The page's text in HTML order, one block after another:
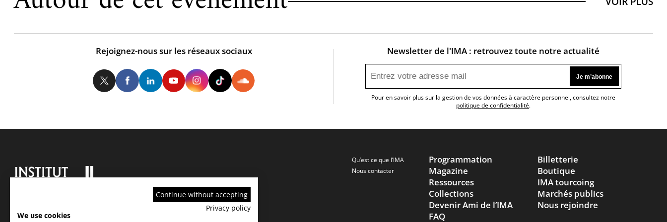
Rejoignez-nous sur les réseaux sociaux
TwitterFacebookLinkedInYoutubeInstagram
Newsletter de l'IMA : retrouvez toute notre actualité
Pour en savoir plus sur la gestion de vos données à caractère personnel, consultez notre
politique de confidentialité.
Qu’est ce que l’IMA
Nous contacter
Programmation
Magazine
Ressources
Collections
Devenir Ami de l’IMA
FAQ
Billetterie
Boutique
IMA tourcoing
Marchés publics
Nous rejoindre
Continue without accepting
Privacy policy
We use cookies